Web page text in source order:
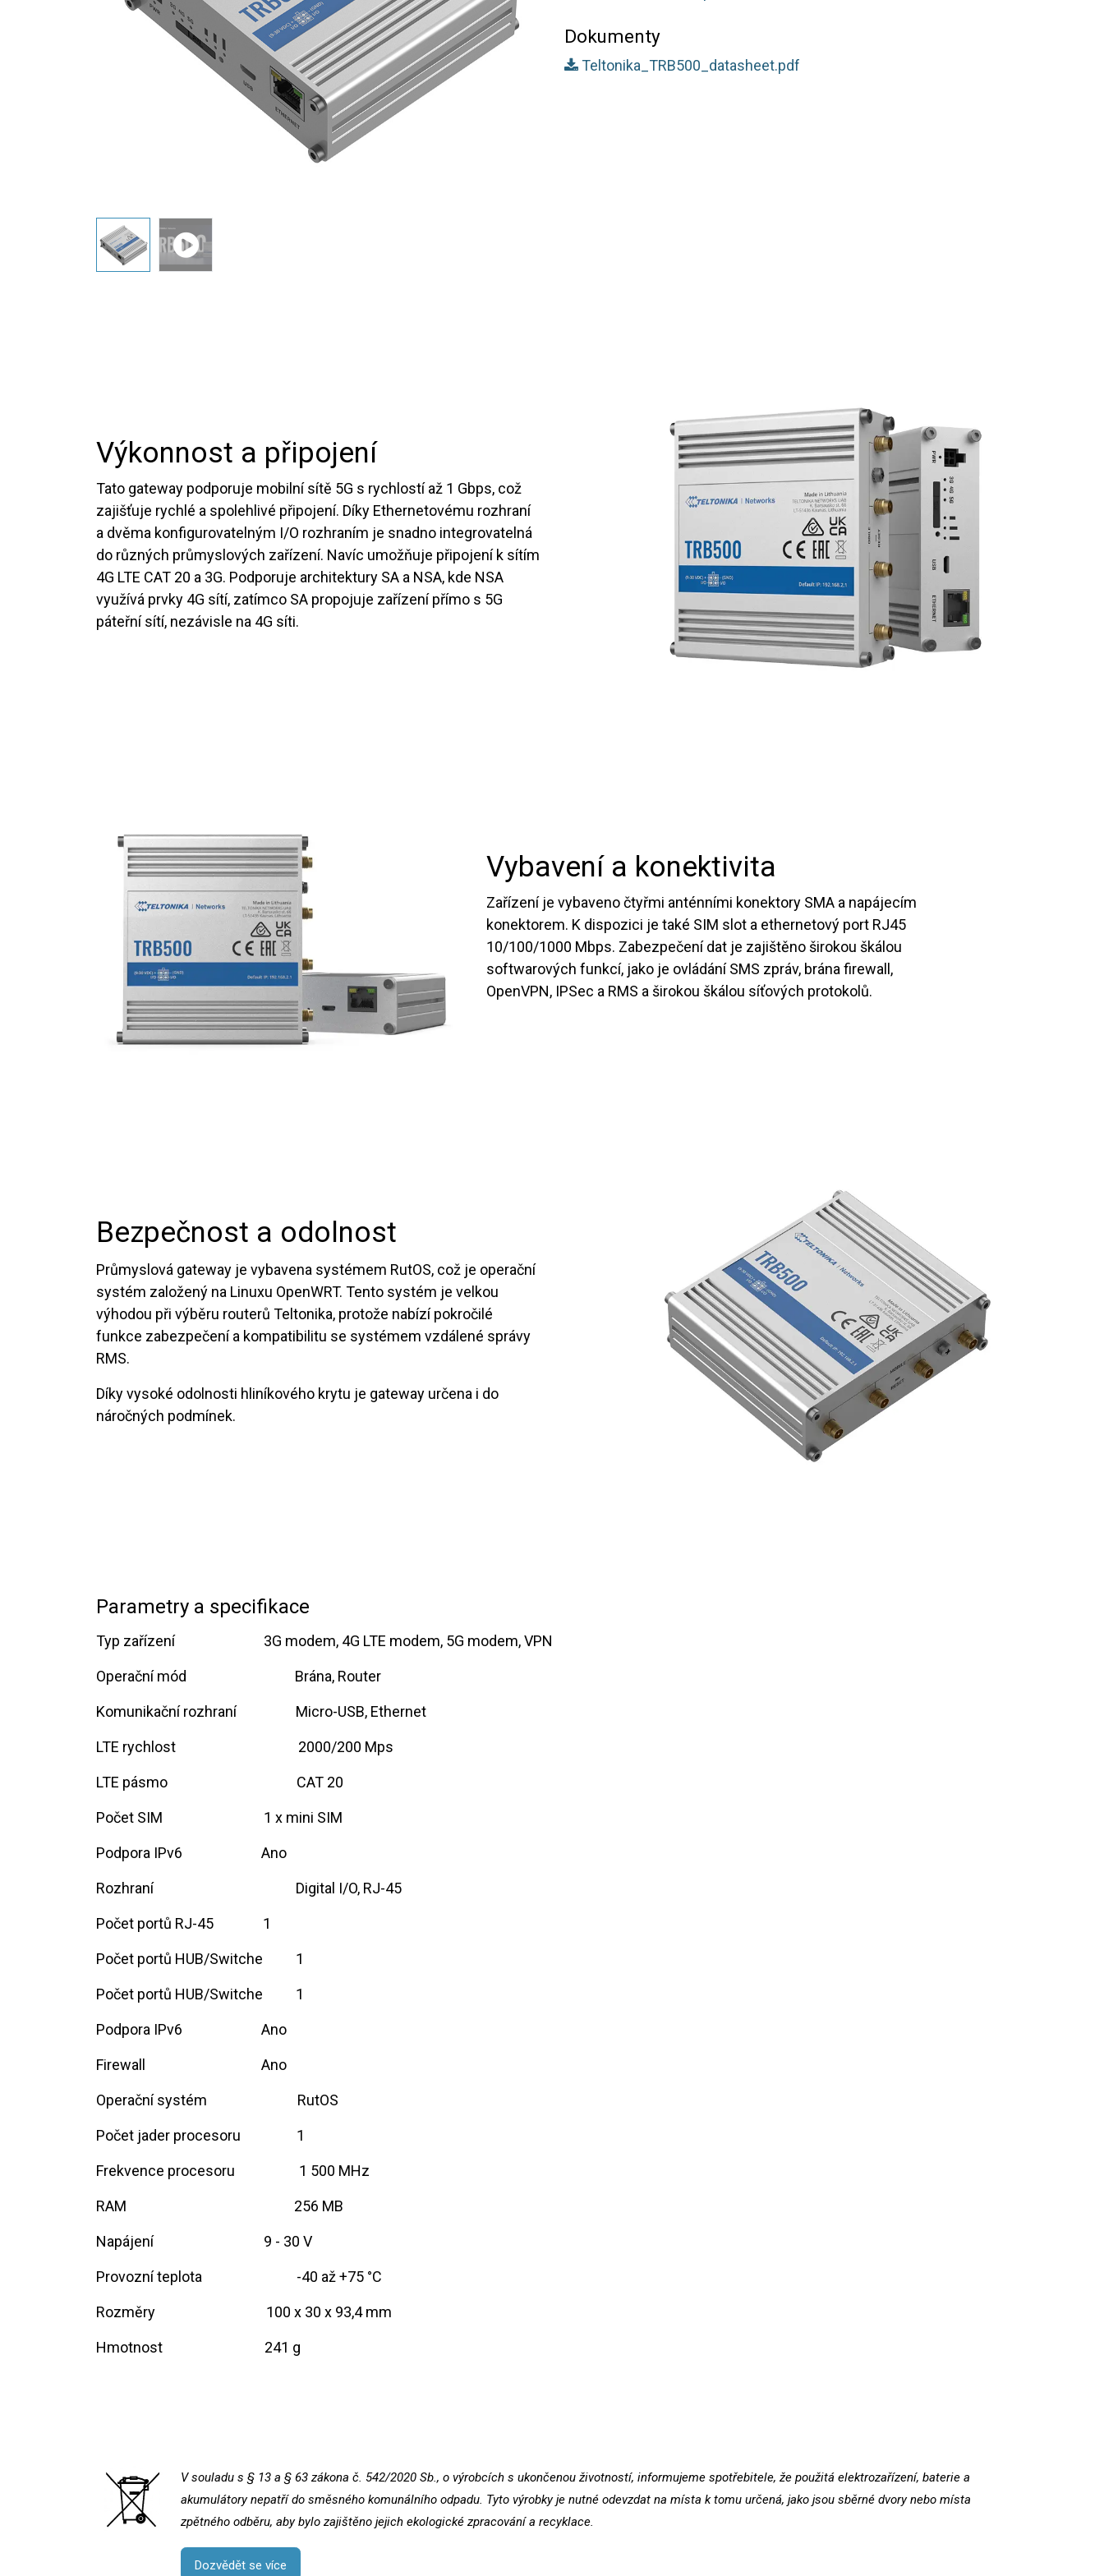
Dokumenty
Teltonika_TRB500_datasheet.pdf
Výkonnost a připojení
Tato gateway podporuje mobilní sítě 5G s rychlostí až 1 Gbps, což
zajišťuje rychlé a spolehlivé připojení. Díky Ethernetovému rozhraní
a dvěma konfigurovatelným I/O rozhraním je snadno integrovatelná
do různých průmyslových zařízení. Navíc umožňuje připojení k sítím
4G LTE CAT 20 a 3G. Podporuje architektury SA a NSA, kde NSA
využívá prvky 4G sítí, zatímco SA propojuje zařízení přímo s 5G
páteřní sítí, nezávisle na 4G síti.
Vybavení a konektivita
Zařízení je vybaveno čtyřmi anténními konektory SMA a napájecím
konektorem. K dispozici je také SIM slot a ethernetový port RJ45
10/100/1000 Mbps. Zabezpečení dat je zajištěno širokou škálou
softwarových funkcí, jako je ovládání SMS zpráv, brána firewall,
OpenVPN, IPSec a RMS a širokou škálou síťových protokolů.
Bezpečnost a odolnost
Průmyslová gateway je vybavena systémem RutOS, což je operační
systém založený na Linuxu OpenWRT. Tento systém je velkou
výhodou při výběru routerů Teltonika, protože nabízí pokročilé
funkce zabezpečení a kompatibilitu se systémem vzdálené správy
RMS.
Díky vysoké odolnosti hliníkového krytu je gateway určena i do
náročných podmínek.
Parametry a specifikace
Typ zařízení ​ ​ ​ ​ ​3G modem, 4G LTE modem, 5G modem, VPN
Operační mód ​ ​ ​ ​Brána, Router
Komunikační rozhraní ​Micro-USB, Ethernet
LTE rychlost ​2000/200 Mps
LTE pásmo ​CAT 20
Počet SIM ​1 x mini SIM
Podpora IPv6 ​ ​ ​ ​ ​Ano
Rozhraní ​ ​ ​ ​​ ​Digital I/O, RJ-45
Počet portů RJ-45 ​ ​ ​ ​1
Počet portů HUB/Switche ​ ​1
Počet portů HUB/Switche ​ ​1
Podpora IPv6 ​ ​ ​ ​ ​Ano
Firewall ​ ​ ​ ​ ​ ​Ano
Operační systém ​ ​ ​​​​RutOS
Počet jader procesoru ​ ​ ​1
Frekvence procesoru ​ ​ ​1 500 MHz
RAM ​ ​ ​ ​ ​ ​256 MB
Napájení ​9 - 30 V
Provozní teplota ​-40 až +75 °C
Rozměry ​​100 x 30 x 93,4 mm
Hmotnost ​241 g
V souladu s § 13 a § 63 zákona č. 542/2020 Sb., o výrobcích s ukončenou životností, informujeme spotřebitele, že použitá elektrozařízení, baterie a
akumulátory nepatří do směsného komunálního odpadu. Tyto výrobky je nutné odevzdat na místa k tomu určená, jako jsou sběrné dvory nebo místa
zpětného odběru, aby bylo zajištěno jejich ekologické zpracování a recyklace.
Dozvědět se více